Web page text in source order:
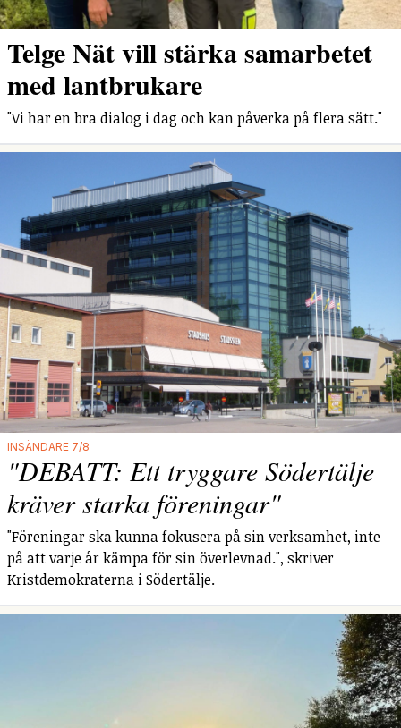
Telge Nät vill stärka samarbetet
med lantbrukare
"Vi har en bra dialog i dag och kan påverka på flera sätt."
INSÄNDARE 7/8
"DEBATT: Ett tryggare Södertälje
kräver starka föreningar"
"Föreningar ska kunna fokusera på sin verksamhet, inte
på att varje år kämpa för sin överlevnad.", skriver
Kristdemokraterna i Södertälje.